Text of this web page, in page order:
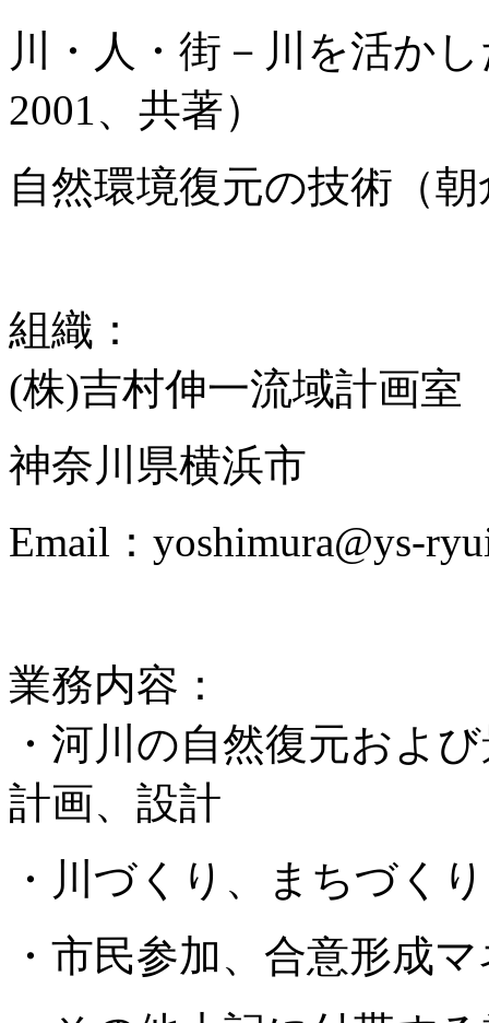
川・人・街－川を活か
2001、共著）
自然環境復元の技術（
組織：
(株)吉村伸一流域計画室
神奈川県横浜市
Email：yoshimura@ys-
業務内容：
・河川の自然復元およ
計画、設計
・川づくり、まちづく
・市民参加、合意形成